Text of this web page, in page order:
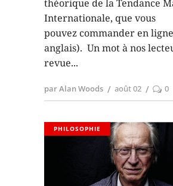
théorique de la Tendance
Internationale, que vous
pouvez commander en
anglais). Un mot à nos
revue
par Alan Woods août 02 0
PHILOSOPHIE